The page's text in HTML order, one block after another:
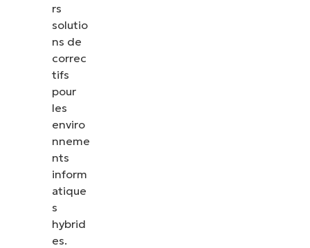
rs
solutio
ns de
correc
tifs
pour
les
enviro
nneme
nts
inform
atique
s
hybrid
es.